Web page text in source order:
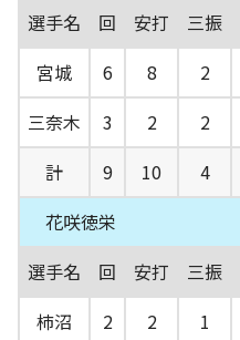
選手名
回 安打 三振
宮城
6 8 2
三奈木
3 2 2
計
9 10 4
花咲徳栄
選手名
回 安打 三振
柿沼
2 2 1